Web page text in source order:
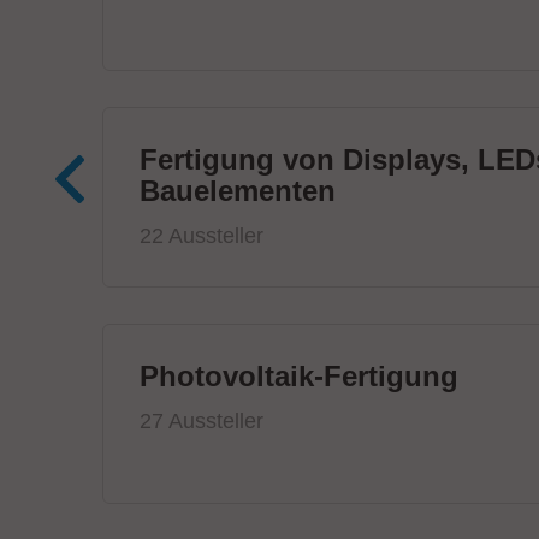
Fertigung von Displays,
Bauelementen
22 Aussteller
Photovoltaik-Fertigung
27 Aussteller